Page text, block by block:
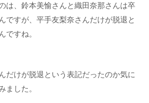
は、鈴本美愉さんと織田奈那さんは卒
ですが、平手友梨奈さんだけが脱退と
ですね。
だけが脱退という表記だったのか気に
ました。